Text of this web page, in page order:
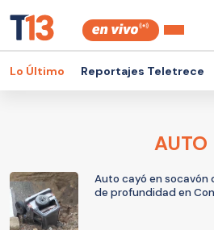
Lo Último Reportajes Teletrece
AUTO
Auto cayó en
de profundidad en